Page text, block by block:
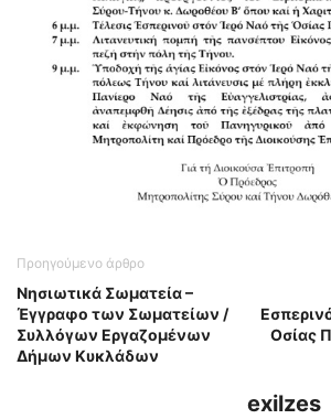
Προηγούμενο άρθρο
Νησιωτικά Σωματεία –
Έγγραφο των Σωματείων /
Συλλόγων Εργαζομένων
Δήμων Κυκλάδων
Οσίας
exilzes